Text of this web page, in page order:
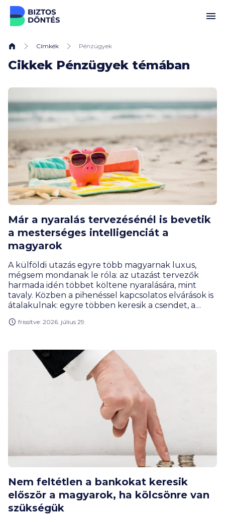
Ugrás a tartalomhoz
Címkék Pénzügyek
Cikkek Pénzügyek témában
Már a nyaralás tervezésénél is bevetik
a mesterséges intelligenciát a
magyarok
A külföldi utazás egyre több magyarnak luxus,
mégsem mondanak le róla: az utazást tervezők
harmada idén többet költene nyaralására, mint
tavaly. Közben a pihenéssel kapcsolatos elvárások is
átalakulnak: egyre többen keresik a csendet, a
lehetőségét. Egy friss kutatásból az is kiderült, hogy
megszervezéséhez, de a végső döntéseket
továbbra is saját elképzeléseik alapján hozzák meg.
frissítve: 2026. július 29.
Nem feltétlen a bankokat keresik
először a magyarok, ha kölcsönre van
szükségük